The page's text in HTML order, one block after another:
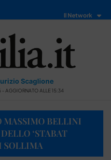
Il Network
Scaglione
AGGIORNATO ALLE 15:34
MASSIMO BELLINI
‘STABAT
SOLLIMA